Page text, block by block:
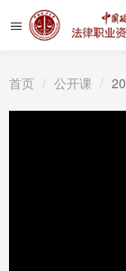
首页 公开课